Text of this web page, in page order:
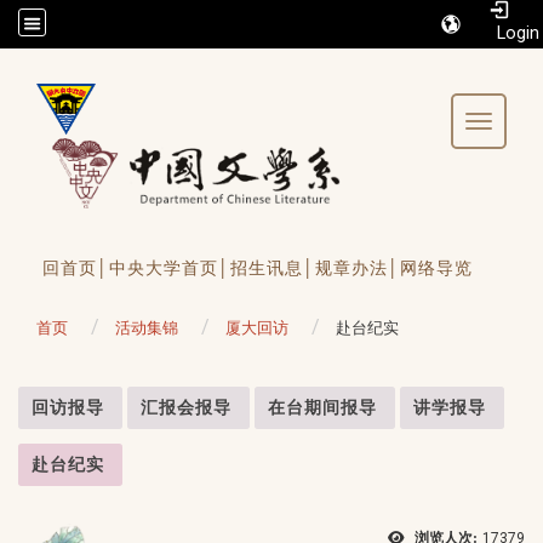
/accesskey"" title="Toolbar">:::
Toggle
回首页│ 中央大学首页│ 招生讯息│ 规章办法│ 网络导览
首页 活动集锦 厦大回访 赴台纪实
回访报导 汇报会报导 在台期间报导 讲学报导
赴台纪实
浏览人次: 17379